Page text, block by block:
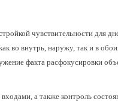
чувствительности для
во внутрь, наружу, так и в
факта расфокусировки
а также контроль